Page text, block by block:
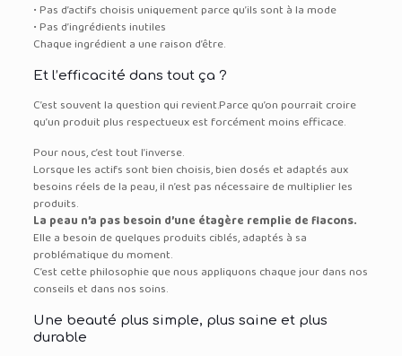
• Pas d’actifs choisis uniquement parce qu’ils sont à la mode
• Pas d’ingrédients inutiles
Chaque ingrédient a une raison d’être.
Et l’efficacité dans tout ça ?
C’est souvent la question qui revient.Parce qu’on pourrait croire
qu’un produit plus respectueux est forcément moins efficace.
Pour nous, c’est tout l’inverse.
Lorsque les actifs sont bien choisis, bien dosés et adaptés aux
besoins réels de la peau, il n’est pas nécessaire de multiplier les
produits.
La peau n’a pas besoin d’une étagère remplie de flacons.
Elle a besoin de quelques produits ciblés, adaptés à sa
problématique du moment.
C’est cette philosophie que nous appliquons chaque jour dans nos
conseils et dans nos soins.
Une beauté plus simple, plus saine et plus
durable